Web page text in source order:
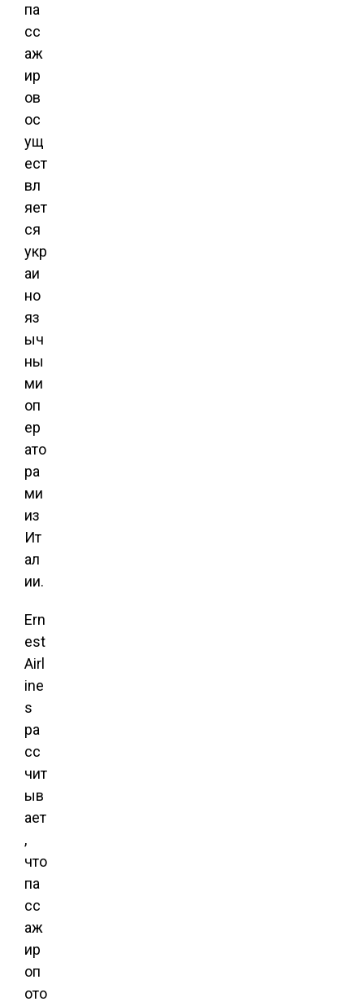
па
сс
аж
ир
ов
ос
ущ
ест
вл
яет
ся
укр
аи
но
яз
ыч
ны
ми
оп
ер
ато
ра
ми
из
Ит
ал
ии.
Ern
est
Airl
ine
s
ра
сс
чит
ыв
ает
,
что
па
сс
аж
ир
оп
ото